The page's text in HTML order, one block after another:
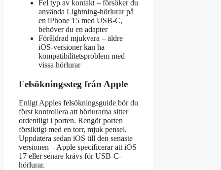
Fel typ av kontakt – försöker du
använda Lightning-hörlurar på
en iPhone 15 med USB-C,
behöver du en adapter
Föråldrad mjukvara – äldre
iOS-versioner kan ha
kompatibilitetsproblem med
vissa hörlurar
Felsökningssteg från Apple
Enligt Apples felsökningsguide bör du
först kontrollera att hörlurarna sitter
ordentligt i porten. Rengör porten
försiktigt med en torr, mjuk pensel.
Uppdatera sedan iOS till den senaste
versionen – Apple specificerar att iOS
17 eller senare krävs för USB-C-
hörlurar.